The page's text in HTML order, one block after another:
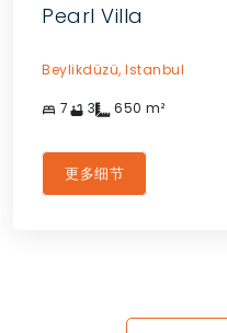
Pearl Villa
Beylikdüzü, Istanbul
7 3 650 m²
更多细节